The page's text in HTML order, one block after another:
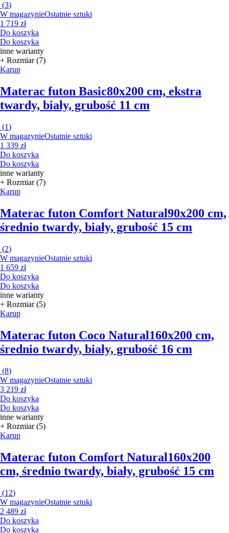
(3)
W magazynieOstatnie sztuki
1 719 zł
Do koszyka
Do koszyka
inne warianty
+ Rozmiar (7)
Karup
Materac futon Basic80x200 cm, ekstra
twardy, biały, grubość 11 cm
(1)
W magazynieOstatnie sztuki
1 339 zł
Do koszyka
Do koszyka
inne warianty
+ Rozmiar (7)
Karup
Materac futon Comfort Natural90x200 cm,
średnio twardy, biały, grubość 15 cm
(2)
W magazynieOstatnie sztuki
1 659 zł
Do koszyka
Do koszyka
inne warianty
+ Rozmiar (5)
Karup
Materac futon Coco Natural160x200 cm,
średnio twardy, biały, grubość 16 cm
(8)
W magazynieOstatnie sztuki
3 219 zł
Do koszyka
Do koszyka
inne warianty
+ Rozmiar (5)
Karup
Materac futon Comfort Natural160x200
cm, średnio twardy, biały, grubość 15 cm
(12)
W magazynieOstatnie sztuki
2 489 zł
Do koszyka
Do koszyka